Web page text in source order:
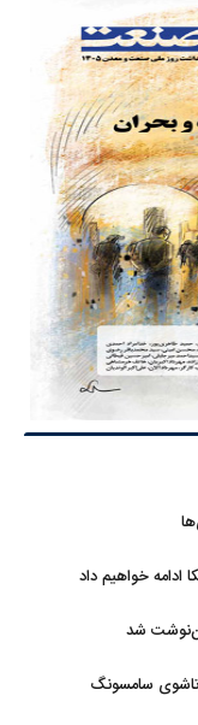
ادامه خواهیم داد
شد
سامسونگ